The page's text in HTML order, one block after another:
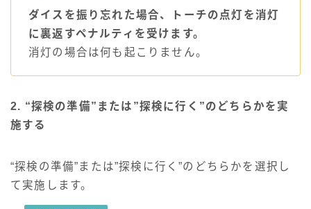
ダイスを振り忘れた場合、トーチの点灯を消灯
に裏返すペナルティを受けます。
消灯の場合は何も起こりません。
2. “探検の準備”または”探検に行く”のどちらかを実
施する
“探検の準備”または”探検に行く”のどちらかを選択し
て実施します。